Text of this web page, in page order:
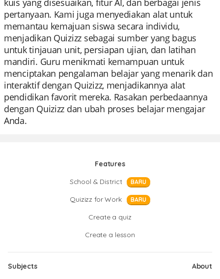
kuis yang disesuaikan, fitur AI, dan berbagai jenis
pertanyaan. Kami juga menyediakan alat untuk
memantau kemajuan siswa secara individu,
menjadikan Quizizz sebagai sumber yang bagus
untuk tinjauan unit, persiapan ujian, dan latihan
mandiri. Guru menikmati kemampuan untuk
menciptakan pengalaman belajar yang menarik dan
interaktif dengan Quizizz, menjadikannya alat
pendidikan favorit mereka. Rasakan perbedaannya
dengan Quizizz dan ubah proses belajar mengajar
Anda.
Features
School & District
BARU
Quizizz for Work BARU
Create a quiz
Create a lesson
Subjects
About